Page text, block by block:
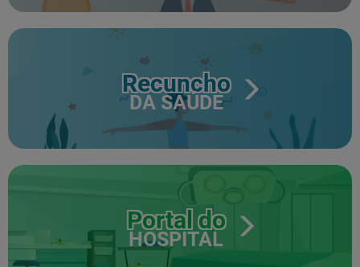
Recuncho
DA SAÚDE
Portal do
HOSPITAL